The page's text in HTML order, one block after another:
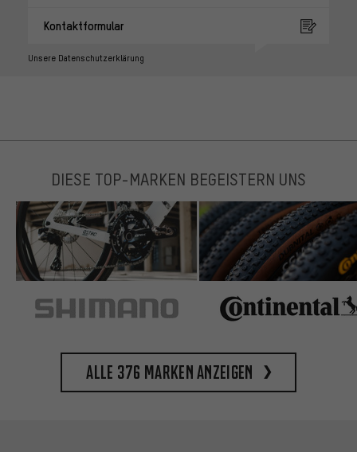
Kontaktformular
Unsere Datenschutzerklärung
DIESE TOP-MARKEN BEGEISTERN UNS
Alle 376 Marken anzeigen